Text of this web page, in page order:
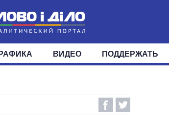
МИР
ОКРУГА
ВИДЕО ПОДДЕРЖАТЬ